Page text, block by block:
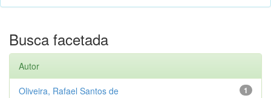
Busca facetada
Autor
1
Oliveira, Rafael Santos de